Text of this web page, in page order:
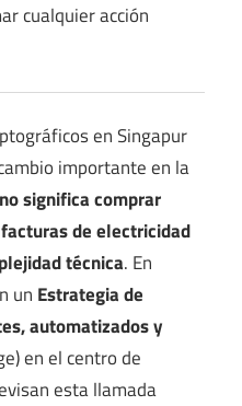
cualquier acción
en Singapur
importante en la
significa comprar
de electricidad
técnica. En
un Estrategia de
automatizados y
en el centro de
esta llamada